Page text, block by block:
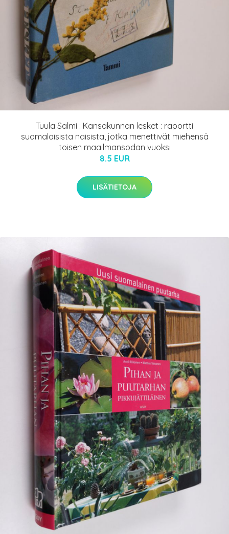
Tuula Salmi : Kansakunnan lesket : raportti
suomalaisista naisista, jotka menettivät miehensä
toisen maailmansodan vuoksi
8.5 EUR
LISÄTIETOJA